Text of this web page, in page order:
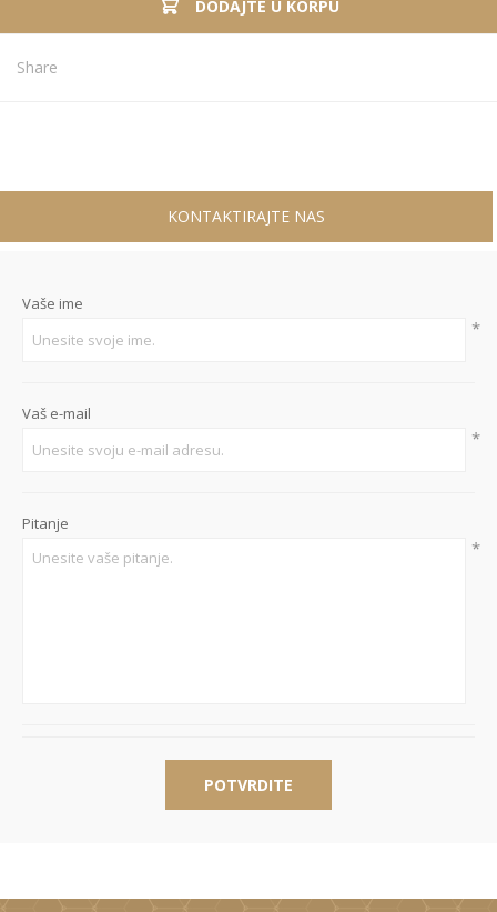
DODAJTE U KORPU
Share
KONTAKTIRAJTE NAS
Vaše ime
*
Vaš e-mail
*
Pitanje
*
POTVRDITE